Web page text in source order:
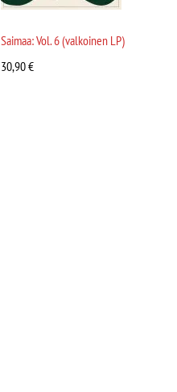
Saimaa: Vol. 6 (valkoinen LP)
30,90€